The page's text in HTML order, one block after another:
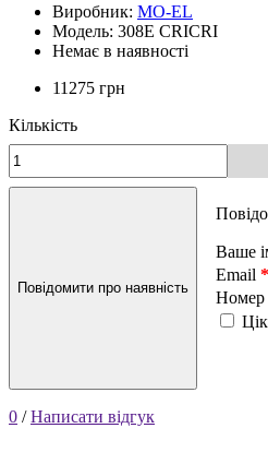
Виробник: MO-EL
Модель: 308E CRICRI
Немає в наявності
11275 грн
Кількість
Повідомити про наявність
Ваше
Email
Номер
0 /Написати відгук